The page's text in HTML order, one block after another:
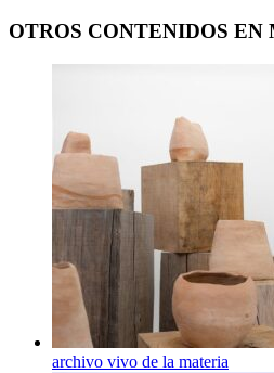
OTROS CONTENIDOS EN
archivo vivo de la materia